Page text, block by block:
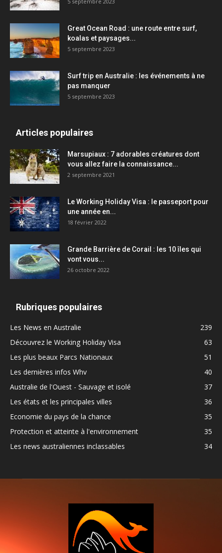
Great Ocean Road : une route entre surf,
koalas et paysages...
5 septembre 2023
Surf trip en Australie : les événements à ne
pas manquer
5 septembre 2023
Articles populaires
Marsupiaux : 7 adorables créatures dont
vous allez faire la connaissance...
2 septembre 2021
Le Working Holiday Visa : le passeport pour
une année en...
18 février 2022
Grande Barrière de Corail : les 10 îles qui
vont vous...
26 octobre 2022
Rubriques populaires
Les News en Australie
239
Découvrez le Working Holiday Visa
63
Les plus beaux Parcs Nationaux
51
Les dernières infos Whv
40
Australie de l'Ouest - Sauvage et isolé
37
Les états et les principales villes
36
Economie du pays de la chance
35
Protection et atteinte à l'environnement
35
Les news australiennes inclassables
34